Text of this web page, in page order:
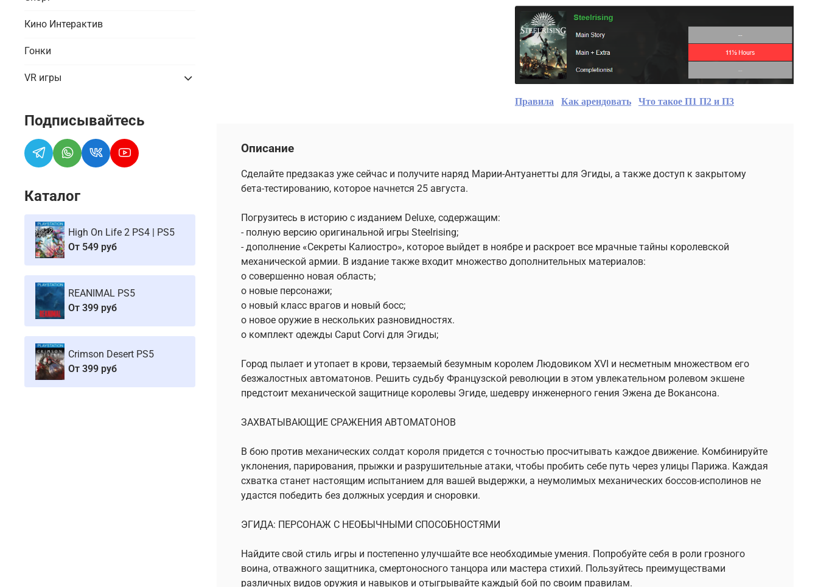
Правила Как арендовать Что такое П1 П2 и П3
Описание
Сделайте предзаказ уже сейчас и получите наряд Марии-Антуанетты для Эгиды, а также доступ к закрытому
бета-тестированию, которое начнется 25 августа.
Погрузитесь в историю с изданием Deluxe, содержащим:
- полную версию оригинальной игры Steelrising;
- дополнение «Секреты Калиостро», которое выйдет в ноябре и раскроет все мрачные тайны королевской
механической армии. В издание также входит множество дополнительных материалов:
o совершенно новая область;
o новые персонажи;
o новый класс врагов и новый босс;
o новое оружие в нескольких разновидностях.
o комплект одежды Caput Corvi для Эгиды;
Город пылает и утопает в крови, терзаемый безумным королем Людовиком XVI и несметным множеством его
безжалостных автоматонов. Решить судьбу Французской революции в этом увлекательном ролевом экшене
предстоит механической защитнице королевы Эгиде, шедевру инженерного гения Эжена де Вокансона.
ЗАХВАТЫВАЮЩИЕ СРАЖЕНИЯ АВТОМАТОНОВ
В бою против механических солдат короля придется с точностью просчитывать каждое движение. Комбинируйте
уклонения, парирования, прыжки и разрушительные атаки, чтобы пробить себе путь через улицы Парижа. Каждая
схватка станет настоящим испытанием для вашей выдержки, а неумолимых механических боссов-исполинов не
удастся победить без должных усердия и сноровки.
ЭГИДА: ПЕРСОНАЖ С НЕОБЫЧНЫМИ СПОСОБНОСТЯМИ
Найдите свой стиль игры и постепенно улучшайте все необходимые умения. Попробуйте себя в роли грозного
воина, отважного защитника, смертоносного танцора или мастера стихий. Пользуйтесь преимуществами
различных видов оружия и навыков и отыгрывайте каждый бой по своим правилам.
Кино Интерактив
Гонки
VR игры
Подписывайтесь
Каталог
High On Life 2 PS4 | PS5
От 549 руб
REANIMAL PS5
От 399 руб
Crimson Desert PS5
От 399 руб